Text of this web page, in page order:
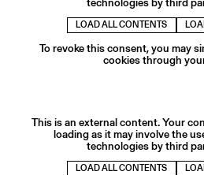
LOAD ALL CONTENTS
To revoke this consent, you may
cookies through
This is an external content. Your
loading as it may involve the
technologies by third
LOAD ALL CONTENTS